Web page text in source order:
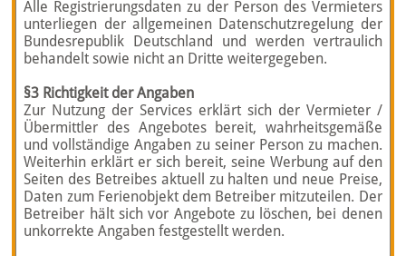
Alle Registrierungsdaten zu der Person des Vermieters
unterliegen der allgemeinen Datenschutzregelung der
Bundesrepublik Deutschland und werden vertraulich
behandelt sowie nicht an Dritte weitergegeben.
§3 Richtigkeit der Angaben
Zur Nutzung der Services erklärt sich der Vermieter /
Übermittler des Angebotes bereit, wahrheitsgemäße
und vollständige Angaben zu seiner Person zu machen.
Weiterhin erklärt er sich bereit, seine Werbung auf den
Seiten des Betreibes aktuell zu halten und neue Preise,
Daten zum Ferienobjekt dem Betreiber mitzuteilen. Der
Betreiber hält sich vor Angebote zu löschen, bei denen
unkorrekte Angaben festgestellt werden.